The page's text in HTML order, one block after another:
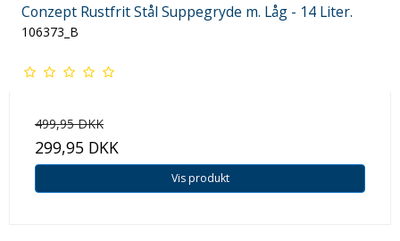
Conzept Rustfrit Stål Suppegryde m. Låg - 14 Liter.
106373_B
499,95 DKK
299,95 DKK
Vis produkt